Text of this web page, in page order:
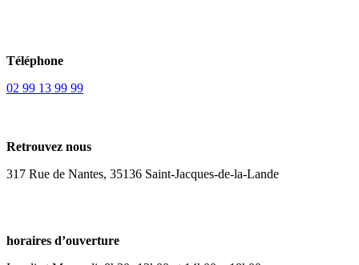
Téléphone
02 99 13 99 99
Retrouvez nous
317 Rue de Nantes, 35136 Saint-Jacques-de-la-Lande
horaires d’ouverture